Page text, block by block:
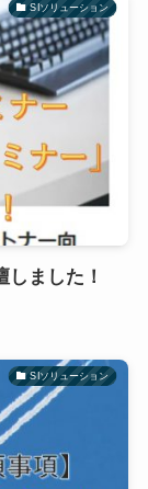
SIソリューション
ました！
SIソリューション